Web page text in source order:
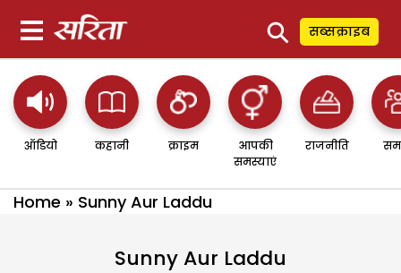
⚲ सब्सक्राइब
ऑडियो कहानी क्राइम
आपकी
समस्याएं
राजनीति
Home » Sunny Aur Laddu
Sunny Aur Laddu